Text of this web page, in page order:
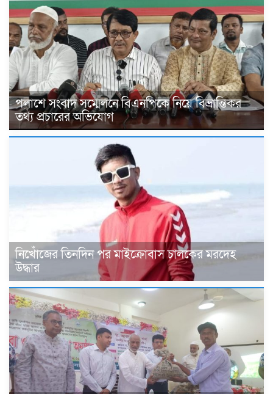
পলাশে সংবাদ সম্মেলনে বিএনপিকে নিয়ে বিভ্রান্তিকর
তথ্য প্রচারের অভিযোগ
নিখোঁজের তিনদিন পর মাইক্রোবাস চালকের মরদেহ
উদ্ধার